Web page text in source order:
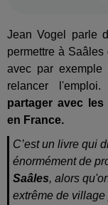
Jean Vogel parle
permettre à
avec par exemple
relancer l'emploi.
partager avec
en France.
C’est un livre qui
énormément de
Saâles, alors
extrême de